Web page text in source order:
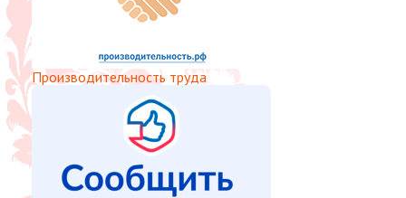
Производительность труда